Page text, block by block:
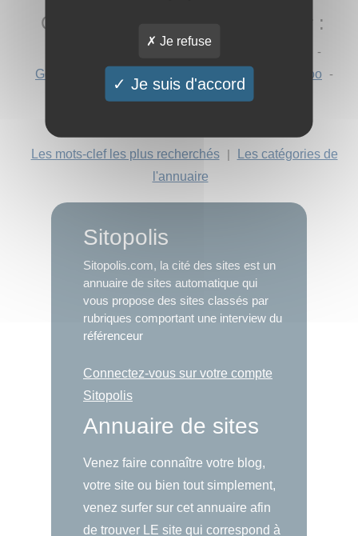
Chercher " " sur :
-
Google
Yahoo -
Les mots-clef les plus recherchés |
Les catégories de
l'annuaire
Sitopolis
Sitopolis.com, la cité des sites est un
annuaire de sites automatique qui
vous propose des sites classés par
rubriques comportant une interview du
référenceur
Connectez-vous sur votre compte
Sitopolis
Annuaire de sites
Venez faire connaître votre blog,
votre site ou bien tout simplement,
venez surfer sur cet annuaire afin
de trouver LE site qui correspond à
Je refuse
Je suis d'accord